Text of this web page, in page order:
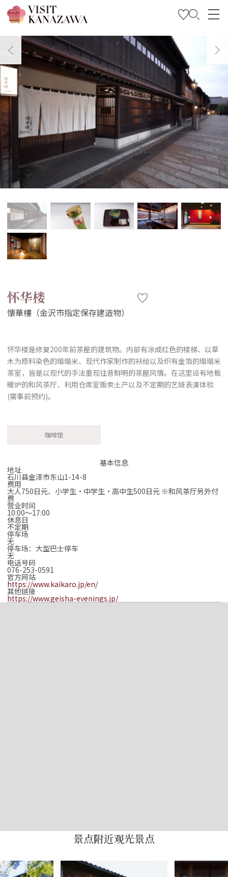
旅行方案
Travel Trade and Media
Languages
怀华楼
怀华楼是修复200年前茶屋的建筑物。内部有涂成红色的楼梯、以草
木为原料染色的塌塌米、现代作家制作的袄绘以及织有金箔的塌塌米
茶室，皆是以现代的手法重现往昔鲜明的茶屋风情。在这里设有地板
暖炉的和风茶厅、利用仓库室贩卖土产以及不定期的艺妓表演体验
(需事前预约)。
咖啡馆
基本信息
地址
石川县金泽市东山1-14-8
费用
大人750日元、小学生‧中学生‧高中生500日元 ※和风茶厅另外付
费
营业时间
10:00～17:00
休息日
不定期
停车场
无
停车场：大型巴士停车
无
电话号码
076-253-0591
官方网站
https://www.kaikaro.jp/en/
其他链接
https://www.geisha-evenings.jp/
景点附近观光景点